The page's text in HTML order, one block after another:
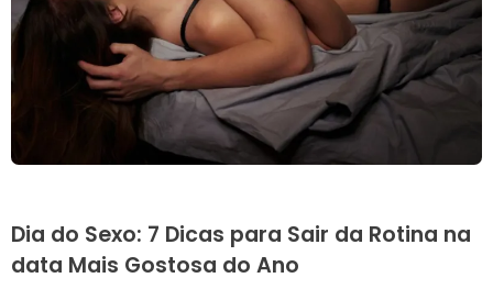
Dia do Sexo: 7 Dicas para Sair da Rotina na
data Mais Gostosa do Ano